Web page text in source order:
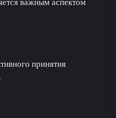
принятия